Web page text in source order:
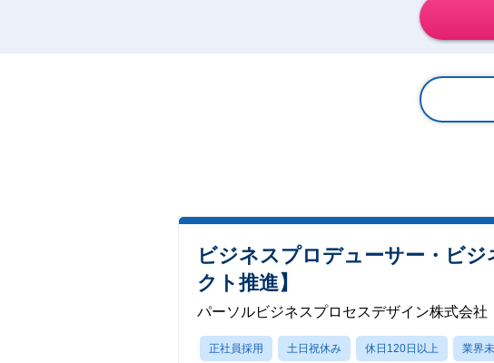
ビジネスプロデューサー・ビ
クト推進】
パーソルビジネスプロセスデザイン株式会社
正社員採用 土日祝休み 休日120日以上 業界